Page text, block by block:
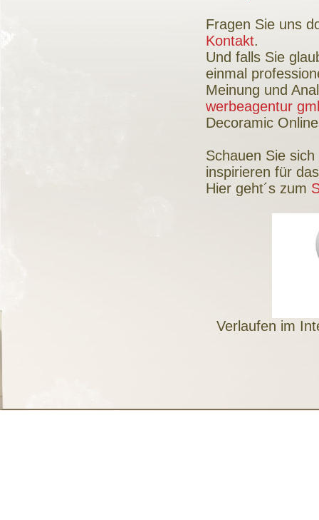
Fragen Sie uns
Kontakt.
Und falls Sie
einmal
Meinung und
werbeagentur
Decoramic
Schauen Sie
inspirieren für
Hier geht´s zum
Verlaufen im